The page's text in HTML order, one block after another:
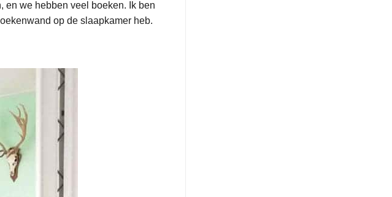
en we hebben veel boeken. Ik ben
op de slaapkamer heb.